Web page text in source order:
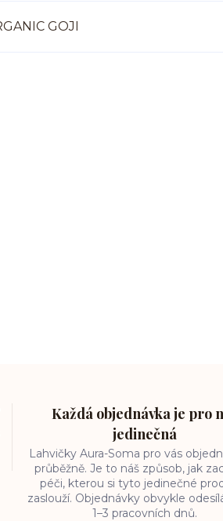
Každá objednávka je pro
jedinečná
Lahvičky Aura-Soma pro vás
průběžně. Je to náš způsob, jak
péči, kterou si tyto jedinečné
zaslouží. Objednávky obvykle
1–3 pracovních dnů.